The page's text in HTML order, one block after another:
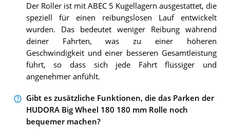
Der Roller ist mit ABEC 5 Kugellagern ausgestattet, die
speziell für einen reibungslosen Lauf entwickelt
wurden. Das bedeutet weniger Reibung während
deiner Fahrten, was zu einer höheren
Geschwindigkeit und einer besseren Gesamtleistung
führt, so dass sich jede Fahrt flüssiger und
angenehmer anfühlt.
Gibt es zusätzliche Funktionen, die das Parken der
HUDORA Big Wheel 180 180 mm Rolle noch
bequemer machen?